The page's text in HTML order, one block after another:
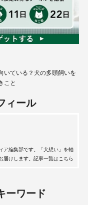
いている？犬の多頭飼いを
こと
ィール
ア編集部です。「犬想い」を軸
届けします。記事一覧はこちら
ーワード